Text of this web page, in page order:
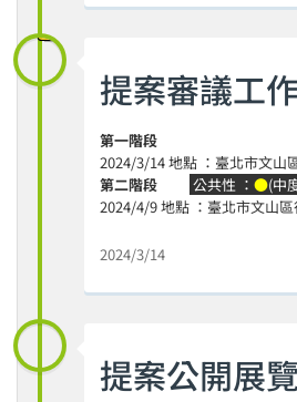
提案審議工
第一階段
2024/3/14 地點 ：臺北市文山
第二階段
公共性 ： ●(中
2024/4/9 地點 ：臺北市文山
2024/3/14
提案公開展覽